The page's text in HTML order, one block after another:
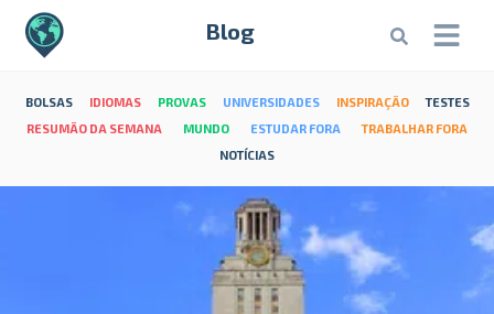
Blog
BOLSAS IDIOMAS PROVAS UNIVERSIDADES INSPIRAÇÃO
TESTES
RESUMÃO DA SEMANA
MUNDO ESTUDAR FORA
TRABALHAR FORA
NOTÍCIAS